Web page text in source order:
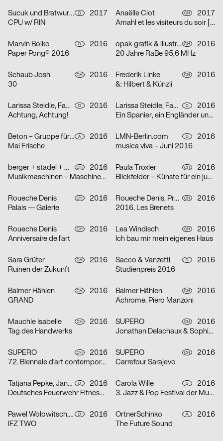
Sucuk und Bratwurst D
2017
CPU w/ RIN
Anaëlle Clot CH
2017
Amahl et les visiteurs du soir [Amahl und die nächtlichen Besucher]
Marvin Boiko D
2016
Paper Pong® 2016
opak grafik & illustration CH
2016
20 Jahre RaBe 95,6 MHz
Schaub Josh CH
2016
30
Frederik Linke CH
2016
&: Hilbert & Künzli
Larissa Steidle, Fabian Krauss D
2016
Achtung, Achtung!
Larissa Steidle, Fabian Krauss D
2016
Ein Spanier, ein Engländer und ein Österreicher…
Beton – Gruppe für Gestaltung A
2016
Mai Frische
LMN-Berlin.com D
2016
musica viva – Juni 2016
berger + stadel + walsh CH
2016
Musikmaschinen – Maschinenmusik
Paula Troxler CH
2016
Blickfelder – Künste für ein junges Publikum
Roueche Denis CH
2016
Palais — Galerie
Roueche Denis, Prune Simon-Vermot CH
2016
2016, Les Brenets
Roueche Denis CH
2016
Anniversaire de l’art
Lea Windisch CH
2016
Ich bau mir mein eigenes Haus
Sara Grüter CH
2016
Ruinen der Zukunft
Sacco & Vanzetti D
2016
Studienpreis 2016
Balmer Hählen CH
2016
GRAND
Balmer Hählen CH
2016
Achrome. Piero Manzoni
Mauchle Isabelle CH
2016
Tag des Handwerks
SUPERO CH
2016
Jonathan Delachaux & Sophie Guyot
SUPERO CH
2016
72. Biennale d’art contemporain
SUPERO CH
2016
Carrefour Sarajevo
Tatjana Pepke, Jan-Christoph Schumm D
2016
Deutsches Feuerwehr Fitness Abzeichen
Carola Wille D
2016
3. Jazz & Pop Festival der Musikhochschule Stuttgart
Pawel Wolowitsch, Markus Lange D
2016
IFZ TWO
OrtnerSchinko A
2016
The Future Sound